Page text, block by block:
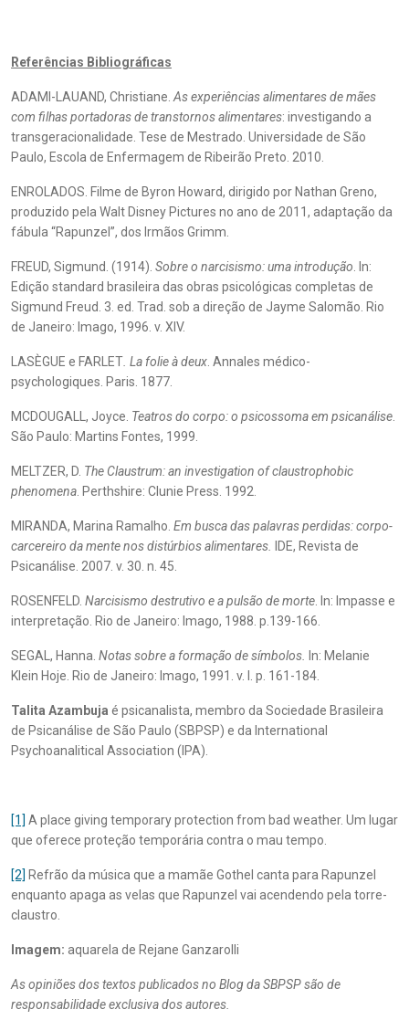
Referências Bibliográficas
ADAMI-LAUAND, Christiane. As experiências alimentares de mães
com filhas portadoras de transtornos alimentares: investigando a
transgeracionalidade. Tese de Mestrado. Universidade de São
Paulo, Escola de Enfermagem de Ribeirão Preto. 2010.
ENROLADOS. Filme de Byron Howard, dirigido por Nathan Greno,
produzido pela Walt Disney Pictures no ano de 2011, adaptação da
fábula “Rapunzel”, dos Irmãos Grimm.
FREUD, Sigmund. (1914). Sobre o narcisismo: uma introdução . In:
Edição standard brasileira das obras psicológicas completas de
Sigmund Freud. 3. ed. Trad. sob a direção de Jayme Salomão. Rio
de Janeiro: Imago, 1996. v. XIV.
LASÈGUE e FARLET . La folie à deux . Annales médico-
psychologiques. Paris. 1877.
MCDOUGALL, Joyce. Teatros do corpo: o psicossoma em psicanálise
São Paulo: Martins Fontes, 1999.
MELTZER, D. The Claustrum: an investigation of claustrophobic
phenomena . Perthshire: Clunie Press. 1992.
MIRANDA, Marina Ramalho. Em busca das palavras perdidas: corpo-
carcereiro da mente nos distúrbios alimentares.
IDE, Revista de
Psicanálise. 2007. v. 30. n. 45.
ROSENFELD. Narcisismo destrutivo e a pulsão de morte . In: Impasse e
interpretação. Rio de Janeiro: Imago, 1988. p.139-166.
SEGAL, Hanna. Notas sobre a formação de símbolos.
In: Melanie
Klein Hoje. Rio de Janeiro: Imago, 1991. v. I. p. 161-184.
Talita Azambuja é psicanalista, membro da Sociedade Brasileira
de Psicanálise de São Paulo (SBPSP) e da International
Psychoanalitical Association (IPA).
[1] A place giving temporary protection from bad weather. Um lugar
que oferece proteção temporária contra o mau tempo.
[2] Refrão da música que a mamãe Gothel canta para Rapunzel
enquanto apaga as velas que Rapunzel vai acendendo pela torre-
claustro.
Imagem: aquarela de Rejane Ganzarolli
As opiniões dos textos publicados no Blog da SBPSP são de
responsabilidade exclusiva dos autores.